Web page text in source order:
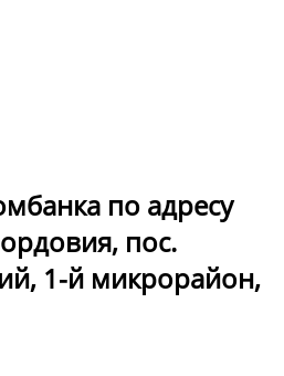
по адресу
пос.
1-й микрорайон,